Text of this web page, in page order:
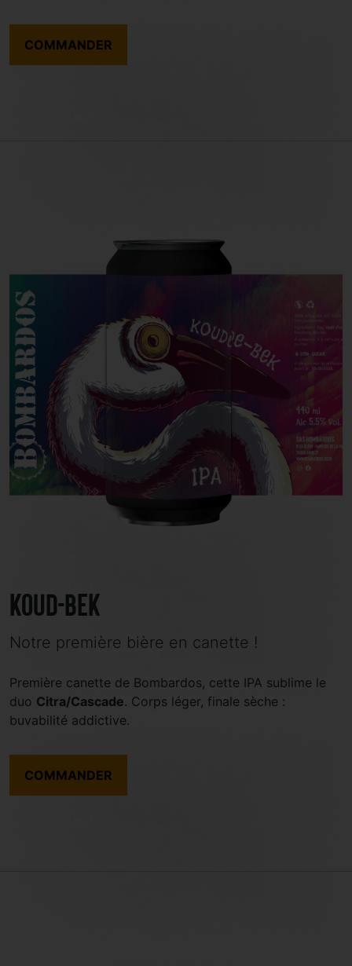
COMMANDER
Koud-Bek
Notre première bière en canette !
Première canette de Bombardos, cette IPA sublime le
duo Citra/Cascade. Corps léger, finale sèche :
buvabilité addictive.
COMMANDER